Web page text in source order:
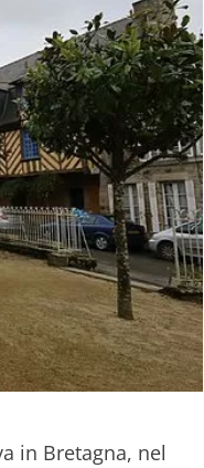
in Bretagna, nel